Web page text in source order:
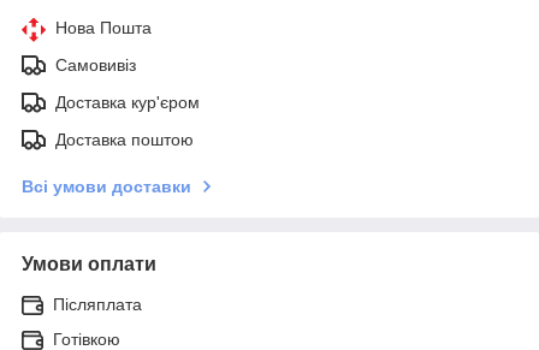
Нова Пошта
Самовивіз
Доставка кур'єром
Доставка поштою
Всі умови доставки
Умови оплати
Післяплата
Готівкою